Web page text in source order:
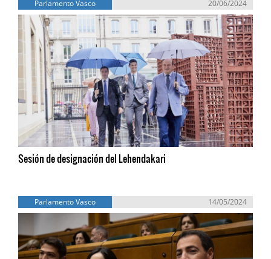
Parlamento Vasco 20/06/2024
Sesión de designación del Lehendakari
Parlamento Vasco 14/05/2024